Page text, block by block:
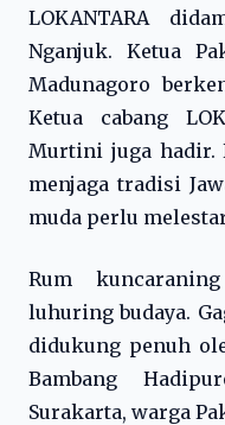
LOKANTARA
Nganjuk. Ketua
Madunagoro
Ketua cabang
Murtini juga hadir.
menjaga tradisi
muda perlu
Rum
luhuring budaya.
didukung penuh
Bambang
Surakarta, warga